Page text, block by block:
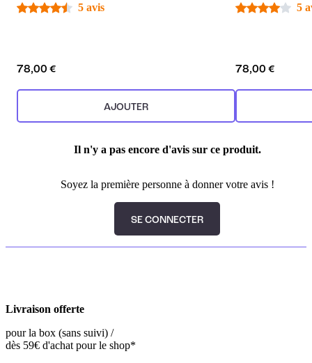
5 avis
78,00 €
AJOUTER
5
78,00 €
Il n'y a pas encore d'avis sur ce produit.
Soyez la première personne à donner votre avis !
SE CONNECTER
Livraison offerte
pour la box (sans suivi) /
dès 59€ d'achat pour le shop*